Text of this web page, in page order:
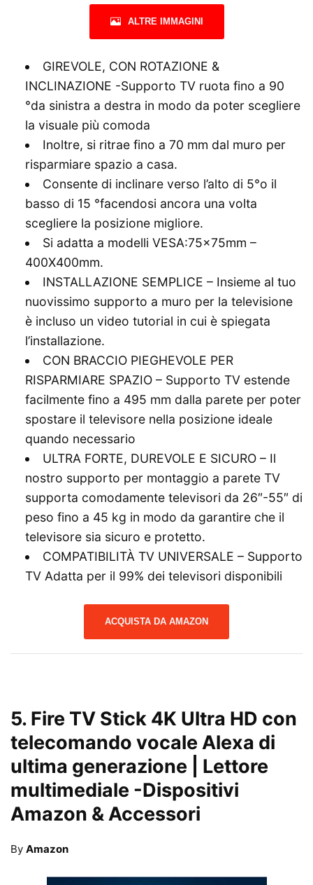
ALTRE IMMAGINI
GIREVOLE, CON ROTAZIONE &
INCLINAZIONE -Supporto TV ruota fino a 90
°da sinistra a destra in modo da poter scegliere
la visuale più comoda
Inoltre, si ritrae fino a 70 mm dal muro per
risparmiare spazio a casa.
Consente di inclinare verso l’alto di 5°o il
basso di 15 °facendosi ancora una volta
scegliere la posizione migliore.
Si adatta a modelli VESA:75x75mm –
400X400mm.
INSTALLAZIONE SEMPLICE – Insieme al tuo
nuovissimo supporto a muro per la televisione
è incluso un video tutorial in cui è spiegata
l’installazione.
CON BRACCIO PIEGHEVOLE PER
RISPARMIARE SPAZIO – Supporto TV estende
facilmente fino a 495 mm dalla parete per poter
spostare il televisore nella posizione ideale
quando necessario
ULTRA FORTE, DUREVOLE E SICURO – Il
nostro supporto per montaggio a parete TV
supporta comodamente televisori da 26″-55″ di
peso fino a 45 kg in modo da garantire che il
televisore sia sicuro e protetto.
COMPATIBILITÀ TV UNIVERSALE – Supporto
TV Adatta per il 99% dei televisori disponibili
ACQUISTA DA AMAZON
5. Fire TV Stick 4K Ultra HD con
telecomando vocale Alexa di
ultima generazione | Lettore
multimediale -Dispositivi
Amazon & Accessori
By Amazon